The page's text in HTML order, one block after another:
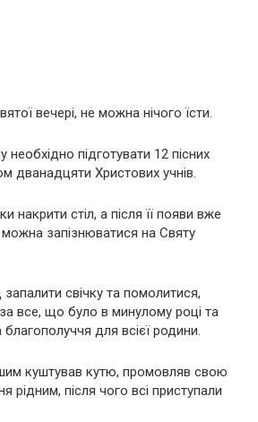
вечері, не можна нічого їсти.
підготувати 12 пісних
дванадцяти Христових учнів.
накрити стіл, а після її появи вже
запізнюватися на Святу
свічку та помолитися,
все, що було в минулому році та
для всієї родини.
куштував кутю, промовляв свою
рідним, після чого всі приступали